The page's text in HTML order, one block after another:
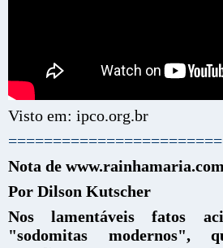
Visto em: ipco.org.br
Nota de
Por Dilson Kutscher
Nos lamentáveis fatos
"sodomitas modernos",